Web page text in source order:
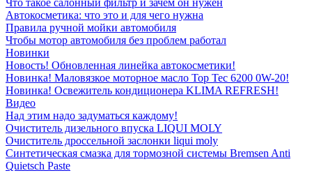
Что такое салонный фильтр и зачем он нужен
Автокосметика: что это и для чего нужна
Правила ручной мойки автомобиля
Чтобы мотор автомобиля без проблем работал
Новинки
Новость! Обновленная линейка автокосметики!
Новинка! Маловязкое моторное масло Top Tec 6200 0W-20!
Новинка! Освежитель кондиционера KLIMA REFRESH!
Видео
Над этим надо задуматься каждому!
Очиститель дизельного впуска LIQUI MOLY
Очиститель дроссельной заслонки liqui moly
Синтетическая смазка для тормозной системы Bremsen Anti
Quietsch Paste